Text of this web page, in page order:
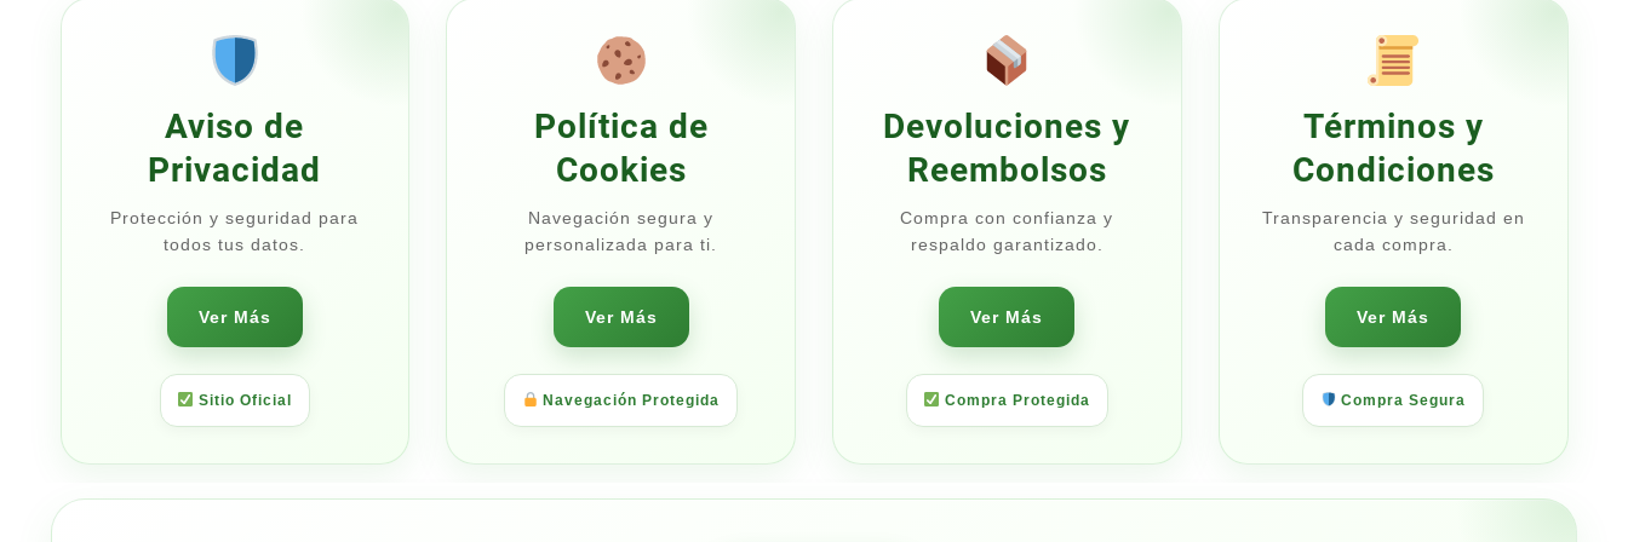
$320.00
$440.00
Aviso de
Privacidad
Protección y seguridad para
todos tus datos.
Ver Más
Sitio Oficial
Política de
Cookies
Navegación segura y
personalizada para ti.
Ver Más
Navegación Protegida
Devoluciones y
Reembolsos
Compra con confianza y
respaldo garantizado.
Ver Más
Compra Protegida
Términos y
Condiciones
Transparencia y seguridad en
cada compra.
Ver Más
Compra Segura